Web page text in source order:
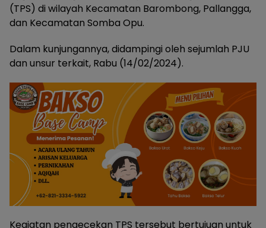
(TPS) di wilayah Kecamatan Barombong, Pallangga,
dan Kecamatan Somba Opu.
Dalam kunjungannya, didampingi oleh sejumlah PJU
dan unsur terkait, Rabu (14/02/2024).
Kegiatan pengecekan TPS tersebut bertujuan untuk